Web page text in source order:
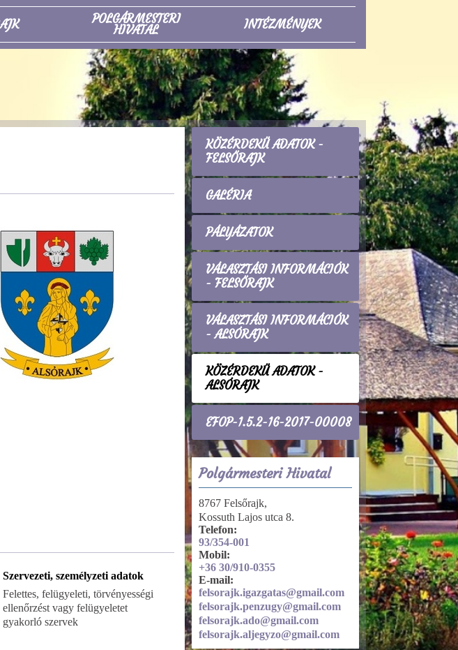
POLGÁRMESTERI
HIVATAL INTÉZMÉNYEK
Szervezeti, személyzeti adatok
Felettes, felügyeleti, törvényességi
ellenőrzést vagy felügyeletet
gyakorló szervek
Gazdálkodási
adatok
Működés
KÖZÉRDEKŰ ADATOK -
FELSŐRAJK
GALÉRIA
PÁLYÁZATOK
VÁLASZTÁSI INFORMÁCIÓK
- FELSŐRAJK
VÁLASZTÁSI INFORMÁCIÓK
- ALSÓRAJK
KÖZÉRDEKŰ ADATOK -
ALSÓRAJK
EFOP-1.5.2-16-2017-00008
Polgármesteri Hivatal
8767 Felsőrajk,
Kossuth Lajos utca 8.
Telefon:
93/354-001
Mobil:
+36 30/910-0355
E-mail:
felsorajk.igazgatas@gmail.com
felsorajk.penzugy@gmail.com
felsorajk.ado@gmail.com
felsorajk.aljegyzo@gmail.com